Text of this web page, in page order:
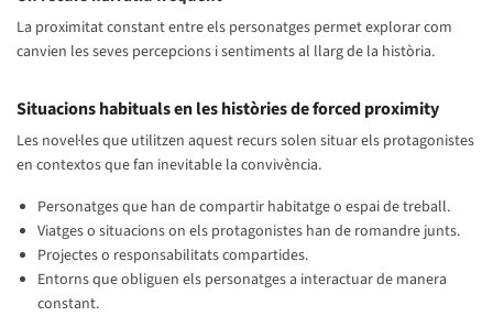
La proximitat constant entre els personatges permet explorar com
canvien les seves percepcions i sentiments al llarg de la història.
Situacions habituals en les històries de forced proximity
Les novel·les que utilitzen aquest recurs solen situar els protagonistes
en contextos que fan inevitable la convivència.
Personatges que han de compartir habitatge o espai de treball.
Viatges o situacions on els protagonistes han de romandre junts.
Projectes o responsabilitats compartides.
Entorns que obliguen els personatges a interactuar de manera
constant.